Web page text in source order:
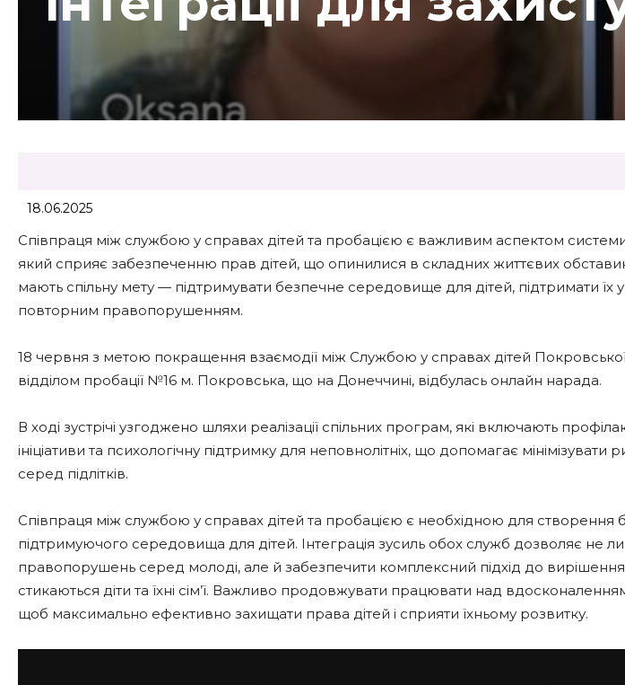
18.06.2025
Співпраця між службою у справах дітей та пробацією є важливим аспектом системи
який сприяє забезпеченню прав дітей, що опинилися в складних життєвих
мають спільну мету — підтримувати безпечне середовище для дітей, підтримати їх у
повторним правопорушенням.
18 червня з метою покращення взаємодії між Службою у справах дітей Покровської
відділом пробації №16 м. Покровська, що на Донеччині, відбулась онлайн нарада.
В ході зустрічі узгоджено шляхи реалізації спільних програм, які включають
ініціативи та психологічну підтримку для неповнолітніх, що допомагає
серед підлітків.
Співпраця між службою у справах дітей та пробацією є необхідною для створення
підтримуючого середовища для дітей. Інтеграція зусиль обох служб дозволяє не
правопорушень серед молоді, але й забезпечити комплексний підхід до
стикаються діти та їхні сім’ї. Важливо продовжувати працювати над
щоб максимально ефективно захищати права дітей і сприяти їхньому розвитку.